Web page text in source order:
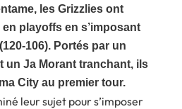
les Grizzlies ont
playoffs en s’imposant
106). Portés par un
un Ja Morant tranchant, ils
City au premier tour.
leur sujet pour s’imposer